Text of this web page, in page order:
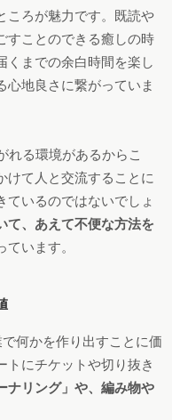
ころが魅力です。既読や
すことのできる癒しの時
くまでの余白時間を楽し
心地良さに繋がっていま
れる環境があるからこ
けて人と交流することに
いるのではないでしょ
て、あえて不便な方法を
います。
何かを作り出すことに価
トにチケットや切り抜き
ナリング」や、編み物や